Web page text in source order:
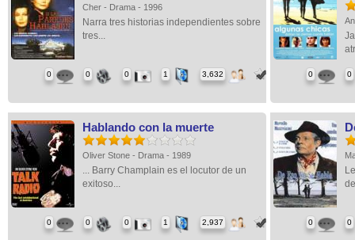
Cher - Drama - 1996
Narra tres historias independientes sobre
tres...
0 0 0 1 3,632 0 0
Hablando con la muerte
Oliver Stone - Drama - 1989
... Barry Champlain es el locutor de un
exitoso...
0 0 0 1 2,937 0 0